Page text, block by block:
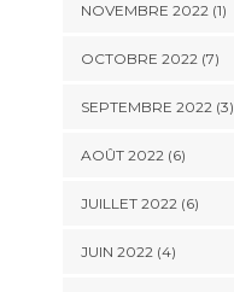
NOVEMBRE 2022 (1)
OCTOBRE 2022 (7)
SEPTEMBRE 2022 (3)
AOÛT 2022 (6)
JUILLET 2022 (6)
JUIN 2022 (4)